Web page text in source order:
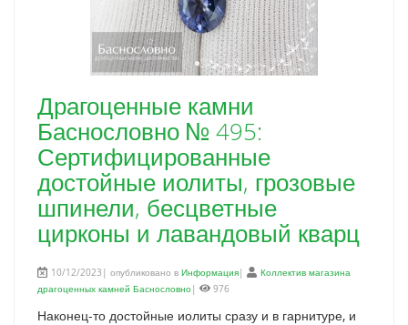
Драгоценные камни
Баснословно № 495:
Сертифицированные
достойные иолиты, грозовые
шпинели, бесцветные
цирконы и лавандовый кварц
10/12/2023| опубликовано в Информация|
Коллектив магазина
драгоценных камней Баснословно| 976
Наконец-то достойные иолиты сразу и в гарнитуре, и